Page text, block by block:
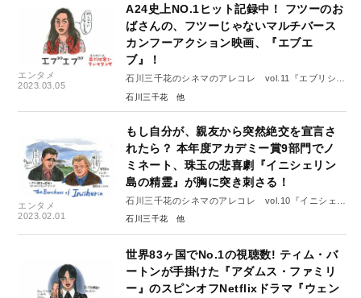
エンタメ
2023.03.05
A24史上NO.1ヒット記録中！ フツーのお
ばさんの、フツーじゃないマルチバース
カンフーアクション映画、『エブエ
ブ』！
石川三千花のシネマのアレコレ vol.11『エブリシン
グ・エブリウェア・オール・アット・ワンス』
石川三千花
エンタメ
2023.02.01
もし自分が、親友から突然絶交を宣言さ
れたら？ 本年度アカデミー賞9部門でノ
ミネート、珠玉の悲喜劇『イニシェリン
島の精霊』が胸に突き刺さる！
石川三千花のシネマのアレコレ vol.10『イニシェリ
ン島の精霊』
石川三千花
世界83ヶ国でNo.1の視聴数! ティム・バ
ートンが手掛けた『アダムス・ファミリ
ー』のスピンオフNetflixドラマ『ウェン